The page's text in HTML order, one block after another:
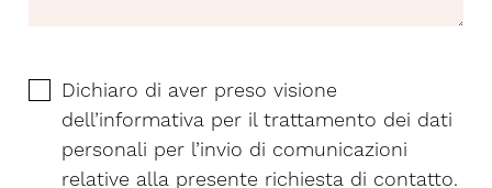
Dichiaro di aver preso visione
dell’informativa per il trattamento dei dati
personali per l’invio di comunicazioni
relative alla presente richiesta di contatto.